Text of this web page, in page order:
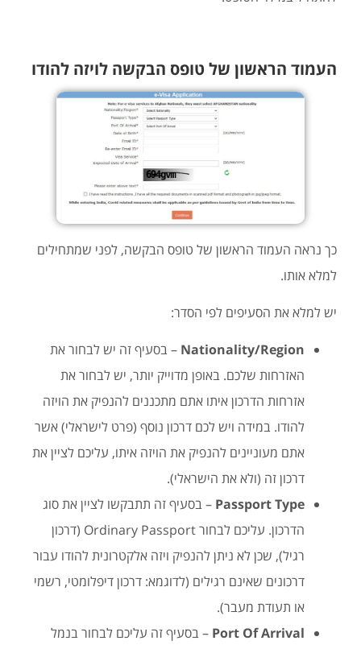
העמוד הראשון של טופס הבקשה לויזה להודו
כך נראה העמוד הראשון של טופס הבקשה, לפני שמתחילים
למלא אותו.
יש למלא את הסעיפים לפי הסדר:
Nationality/Region – בסעיף זה יש לבחור את
האזרחות שלכם. באופן מדוייק יותר, יש לבחור את
אזרחות הדרכון איתו אתם מתכננים להנפיק את הויזה
להודו. במידה ויש לכם דרכון נוסף (פרט לישראלי) אשר
אתם מעוניינים להנפיק את הויזה איתו, עליכם לציין את
דרכון זה (ולא את הישראלי).
Passport Type – בסעיף זה תתבקשו לציין את סוג
הדרכון. עליכם לבחור Ordinary Passport (דרכון
רגיל), שכן לא ניתן להנפיק ויזה אלקטרונית להודו עבור
דרכונים שאינם רגילים (לדוגמא: דרכון דיפלומטי, רשמי
או תעודת מעבר).
Port Of Arrival – בסעיף זה עליכם לבחור בנמל